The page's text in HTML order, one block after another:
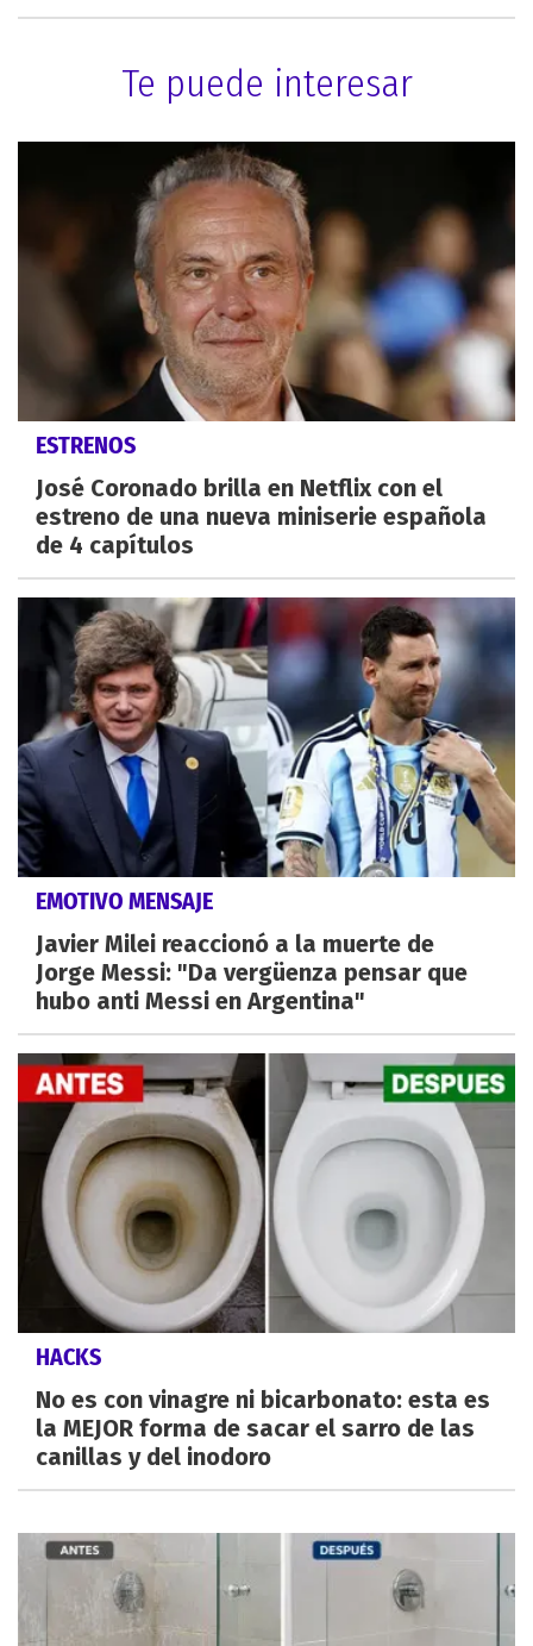
Te puede interesar
ESTRENOS
José Coronado brilla en Netflix con el
estreno de una nueva miniserie española
de 4 capítulos
EMOTIVO MENSAJE
Javier Milei reaccionó a la muerte de
Jorge Messi: "Da vergüenza pensar que
hubo anti Messi en Argentina"
HACKS
No es con vinagre ni bicarbonato: esta es
la MEJOR forma de sacar el sarro de las
canillas y del inodoro